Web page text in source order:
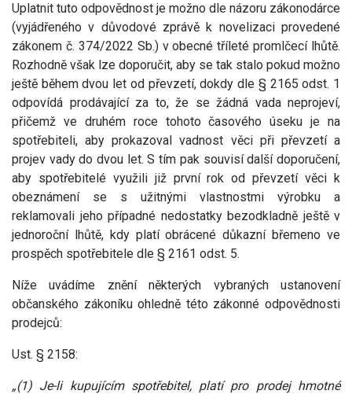
Uplatnit tuto odpovědnost je možno dle názoru zákonodárce
(vyjádřeného v důvodové zprávě k novelizaci provedené
zákonem č. 374/2022 Sb.) v obecné tříleté promlčecí lhůtě.
Rozhodně však lze doporučit, aby se tak stalo pokud možno
ještě během dvou let od převzetí, dokdy dle § 2165 odst. 1
odpovídá prodávající za to, že se žádná vada neprojeví,
přičemž ve druhém roce tohoto časového úseku je na
spotřebiteli, aby prokazoval vadnost věci při převzetí a
projev vady do dvou let. S tím pak souvisí další doporučení,
aby spotřebitelé využili již první rok od převzetí věci k
obeznámení se s užitnými vlastnostmi výrobku a
reklamovali jeho případné nedostatky bezodkladně ještě v
jednoroční lhůtě, kdy platí obrácené důkazní břemeno ve
prospěch spotřebitele dle § 2161 odst. 5.
Níže uvádíme znění některých vybraných ustanovení
občanského zákoníku ohledně této zákonné odpovědnosti
prodejců:
Ust. § 2158:
„(1) Je-li kupujícím spotřebitel, platí pro prodej hmotné